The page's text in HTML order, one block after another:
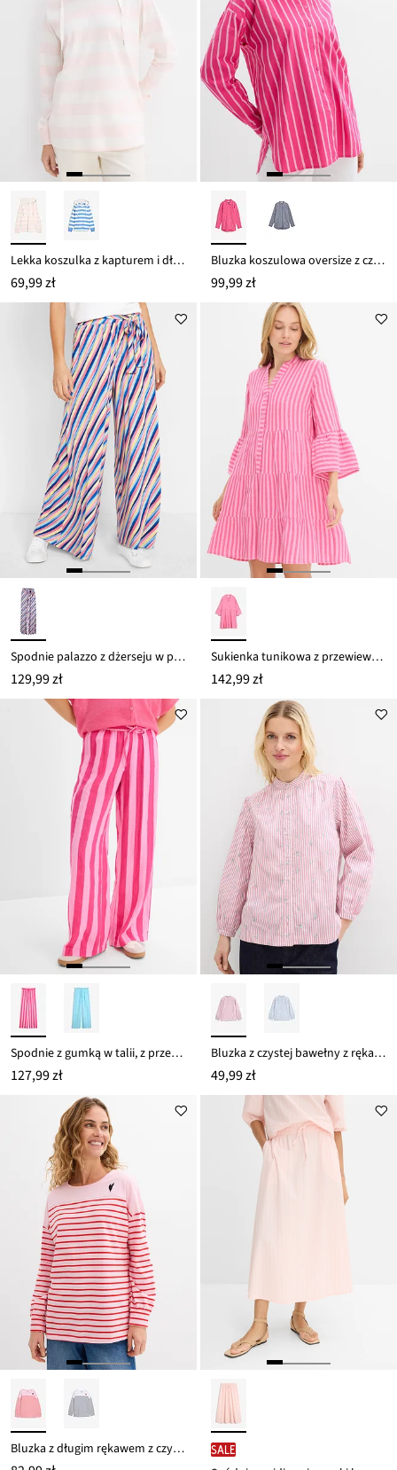
Lekka koszulka z kapturem i długim rękawem
69,99 zł
Bluzka koszulowa oversize z czystej bawełny
99,99 zł
Spodnie palazzo z dżerseju w paski, z miękkiego materiału z wiskozą
129,99 zł
Sukienka tunikowa z przewiewnego muślinu
142,99 zł
Spodnie z gumką w talii, z przewiewnego muślinu
127,99 zł
Bluzka z czystej bawełny z rękawami 7/8
49,99 zł
Bluzka z długim rękawem z czystej bawełny organicznej SALE